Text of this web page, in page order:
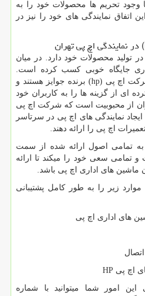
تحریم ها محصولات خود را به
اتفاق نمایندگی های خود را نیز در
) در نمایندگی اچ پی تهران
تولید محصولات خود دارد. در میان
جایگاه خوبی کسب کرده است.
اچ پی hp)) برنده جوایز هستند و
ای از گزینه ها را به کاربران خود
از محبوبیت است که شرکت اچ پی
نمایندگی های اچ پی در سرتاسر
اچ پی را ارائه دهند.
به تمامی اصول ارائه شده از سمت
تمامی سعی خود را میکند تا ارائه
ماشین های اداری اچ پی باشد.
زیر را به طور کامل پشتیبانی
HP
امور شما میتوانید با شماره